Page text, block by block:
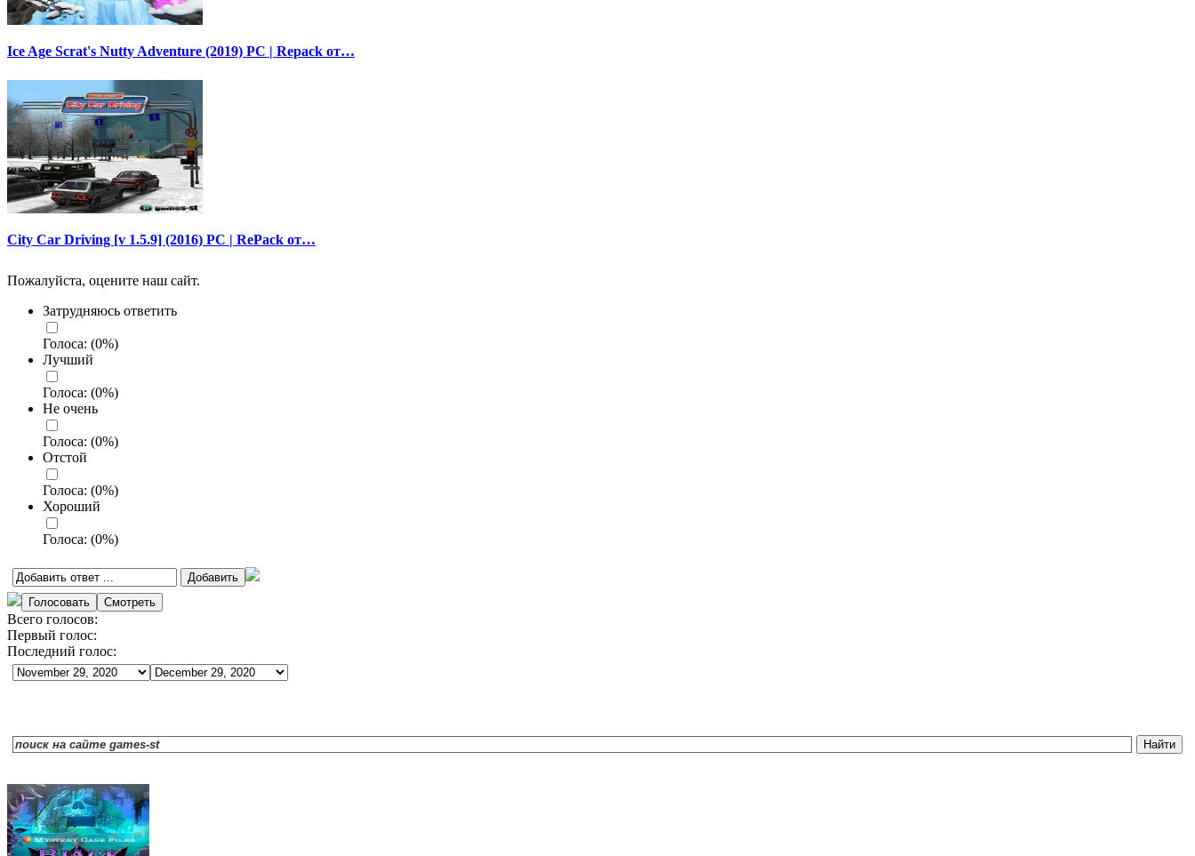
Ice Age Scrat's Nutty Adventure (2019) PC | Repack от…
City Car Driving [v 1.5.9] (2016) PC | RePack от…
Пожалуйста, оцените наш сайт.
Затрудняюсь ответить
Голоса: (0%)
Лучший
Голоса: (0%)
Не очень
Голоса: (0%)
Отстой
Голоса: (0%)
Хороший
Голоса: (0%)
Всего голосов:
Первый голос:
Последний голос: